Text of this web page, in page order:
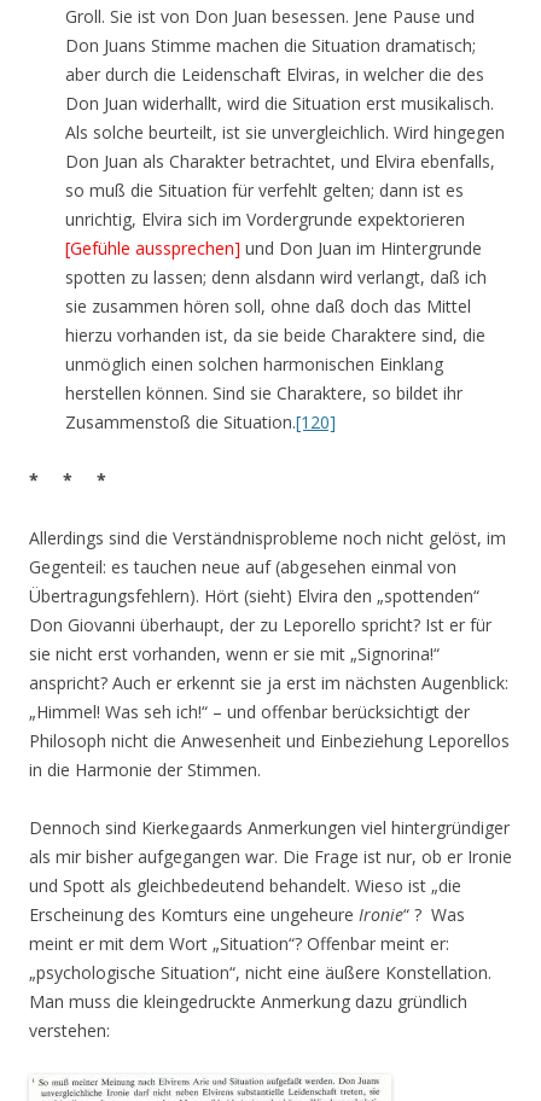
Groll. Sie ist von Don Juan besessen. Jene Pause und
Don Juans Stimme machen die Situation dramatisch;
aber durch die Leidenschaft Elviras, in welcher die des
Don Juan widerhallt, wird die Situation erst musikalisch.
Als solche beurteilt, ist sie unvergleichlich. Wird hingegen
Don Juan als Charakter betrachtet, und Elvira ebenfalls,
so muß die Situation für verfehlt gelten; dann ist es
unrichtig, Elvira sich im Vordergrunde expektorieren
[Gefühle aussprechen] und Don Juan im Hintergrunde
spotten zu lassen; denn alsdann wird verlangt, daß ich
sie zusammen hören soll, ohne daß doch das Mittel
hierzu vorhanden ist, da sie beide Charaktere sind, die
unmöglich einen solchen harmonischen Einklang
herstellen können. Sind sie Charaktere, so bildet ihr
Zusammenstoß die Situation.[120]
* * *
Allerdings sind die Verständnisprobleme noch nicht gelöst, im
Gegenteil: es tauchen neue auf (abgesehen einmal von
Übertragungsfehlern). Hört (sieht) Elvira den „spottenden“
Don Giovanni überhaupt, der zu Leporello spricht? Ist er für
sie nicht erst vorhanden, wenn er sie mit „Signorina!“
anspricht? Auch er erkennt sie ja erst im nächsten Augenblick:
„Himmel! Was seh ich!“ – und offenbar berücksichtigt der
Philosoph nicht die Anwesenheit und Einbeziehung Leporellos
in die Harmonie der Stimmen.
Dennoch sind Kierkegaards Anmerkungen viel hintergründiger
als mir bisher aufgegangen war. Die Frage ist nur, ob er Ironie
und Spott als gleichbedeutend behandelt. Wieso ist „die
Erscheinung des Komturs eine ungeheure Ironie“ ? Was
meint er mit dem Wort „Situation“? Offenbar meint er:
„psychologische Situation“, nicht eine äußere Konstellation.
Man muss die kleingedruckte Anmerkung dazu gründlich
verstehen: